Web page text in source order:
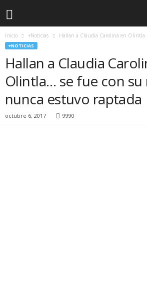
Inicio +Noticias Hallan a Claudia Carolina en
+NOTICIAS
Hallan a Claudia
Olintla… se fue con su
nunca estuvo raptada
octubre 6, 2017 9990